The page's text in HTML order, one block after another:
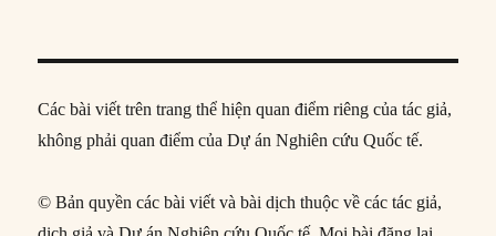
Các bài viết trên trang thể hiện quan điểm riêng của tác giả,
không phải quan điểm của Dự án Nghiên cứu Quốc tế.
© Bản quyền các bài viết và bài dịch thuộc về các tác giả,